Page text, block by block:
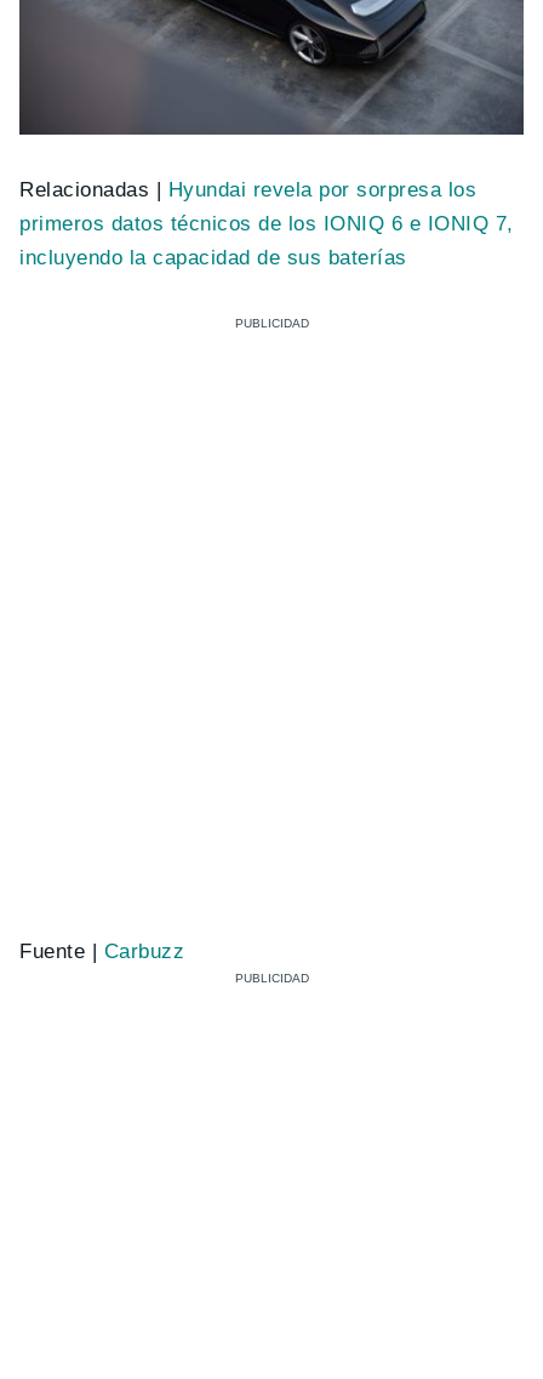
Relacionadas |
Hyundai revela por sorpresa los
primeros datos técnicos de los IONIQ 6 e IONIQ 7,
incluyendo la capacidad de sus baterías
Fuente | Carbuzz